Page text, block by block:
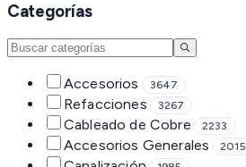
Categorías
Accesorios 3647
Refacciones 3267
Cableado de Cobre 2233
Accesorios Generales 2015